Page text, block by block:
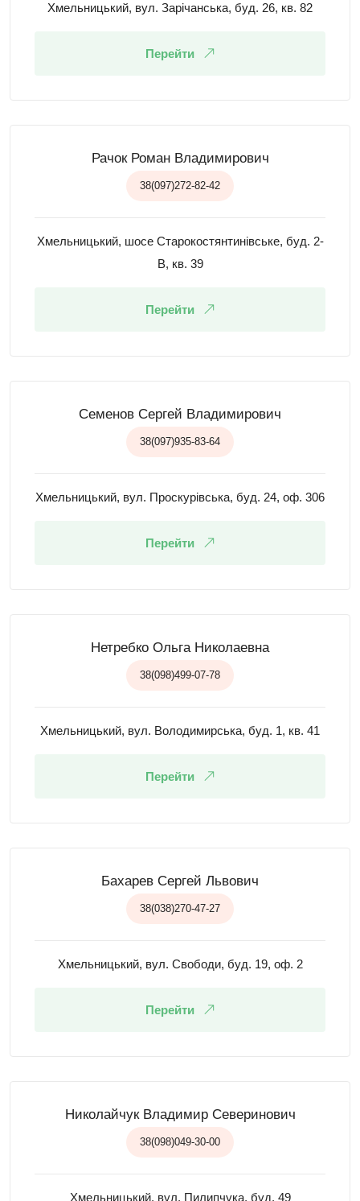
Хмельницький, вул. Зарічанська, буд. 26, кв. 82
Перейти
Рачок Роман Владимирович
38(097)272-82-42
Хмельницький, шосе Старокостянтинівське, буд. 2-
В, кв. 39
Перейти
Семенов Сергей Владимирович
38(097)935-83-64
Хмельницький, вул. Проскурівська, буд. 24, оф. 306
Перейти
Нетребко Ольга Николаевна
38(098)499-07-78
Хмельницький, вул. Володимирська, буд. 1, кв. 41
Перейти
Бахарев Сергей Львович
38(038)270-47-27
Хмельницький, вул. Свободи, буд. 19, оф. 2
Перейти
Николайчук Владимир Северинович
38(098)049-30-00
Хмельницький, вул. Пилипчука, буд. 49